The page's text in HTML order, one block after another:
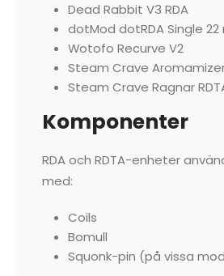
Dead Rabbit V3 RDA
dotMod dotRDA Single 22
Wotofo Recurve V2
Steam Crave
Steam Crave Ragnar
Komponenter
RDA och RDTA-enheter
med:
Coils
Bomull
Squonk-pin (på vissa